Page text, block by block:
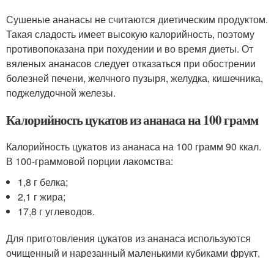
Сушеные ананасы не считаются диетическим продуктом.
Такая сладость имеет высокую калорийность, поэтому
противопоказана при похудении и во время диеты. От
вяленых ананасов следует отказаться при обострении
болезней печени, желчного пузыря, желудка, кишечника,
поджелудочной железы.
Калорийность цукатов из ананаса на 100 грамм
Калорийность цукатов из ананаса на 100 грамм 90 ккал.
В 100-граммовой порции лакомства:
1,8 г белка;
2,1 г жира;
17,8 г углеводов.
Для приготовления цукатов из ананаса используются
очищенный и нарезанный маленькими кубиками фрукт,